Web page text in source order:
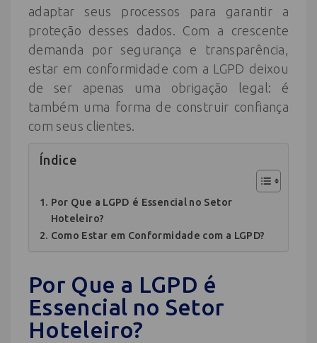
adaptar seus processos para garantir a
proteção desses dados. Com a crescente
demanda por segurança e transparência,
estar em conformidade com a LGPD deixou
de ser apenas uma obrigação legal: é
também uma forma de construir confiança
com seus clientes.
Índice
Por Que a LGPD é Essencial no Setor
Hoteleiro?
Como Estar em Conformidade com a LGPD?
Por Que a LGPD é
Essencial no Setor
Hoteleiro?